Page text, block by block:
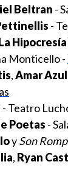
Beltran -
-
Monticello -
,Amar Azul
- Teatro
Poetas -
ySon
, Ryan